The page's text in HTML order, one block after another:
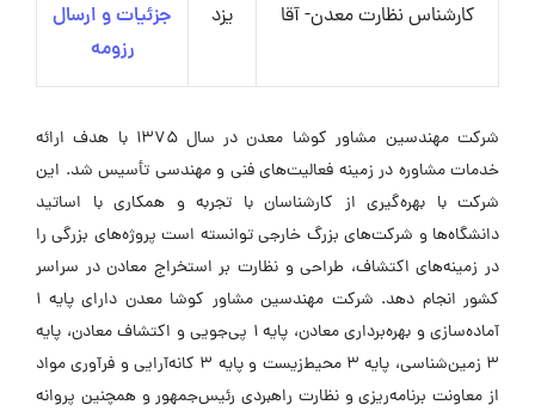
کارشناس نظارت معدن- آقا یزد
جزئیات و ارسال
رزومه
شرکت مهندسین مشاور کوشا معدن در سال ۱۳۷۵ با هدف ارائه
خدمات مشاوره در زمینه فعالیت‌های فنی و مهندسی تأسیس شد. این
شرکت با بهره‌گیری از کارشناسان با تجربه و همکاری با اساتید
دانشگاه‌ها و شرکت‌های بزرگ خارجی توانسته است پروژه‌های بزرگی را
در زمینه‌های اکتشاف، طراحی و نظارت بر استخراج معادن در سراسر
کشور انجام دهد. شرکت مهندسین مشاور کوشا معدن دارای پایه ۱
آماده‌سازی و بهره‌برداری معادن، پایه ۱ پی‌جویی و اکتشاف معادن، پایه
۳ زمین‌شناسی، پایه ۳ محیط‌زیست و پایه ۳ کانه‌آرایی و فرآوری مواد
از معاونت برنامه‌ریزی و نظارت راهبردی رئیس‌جمهور و همچنین پروانه